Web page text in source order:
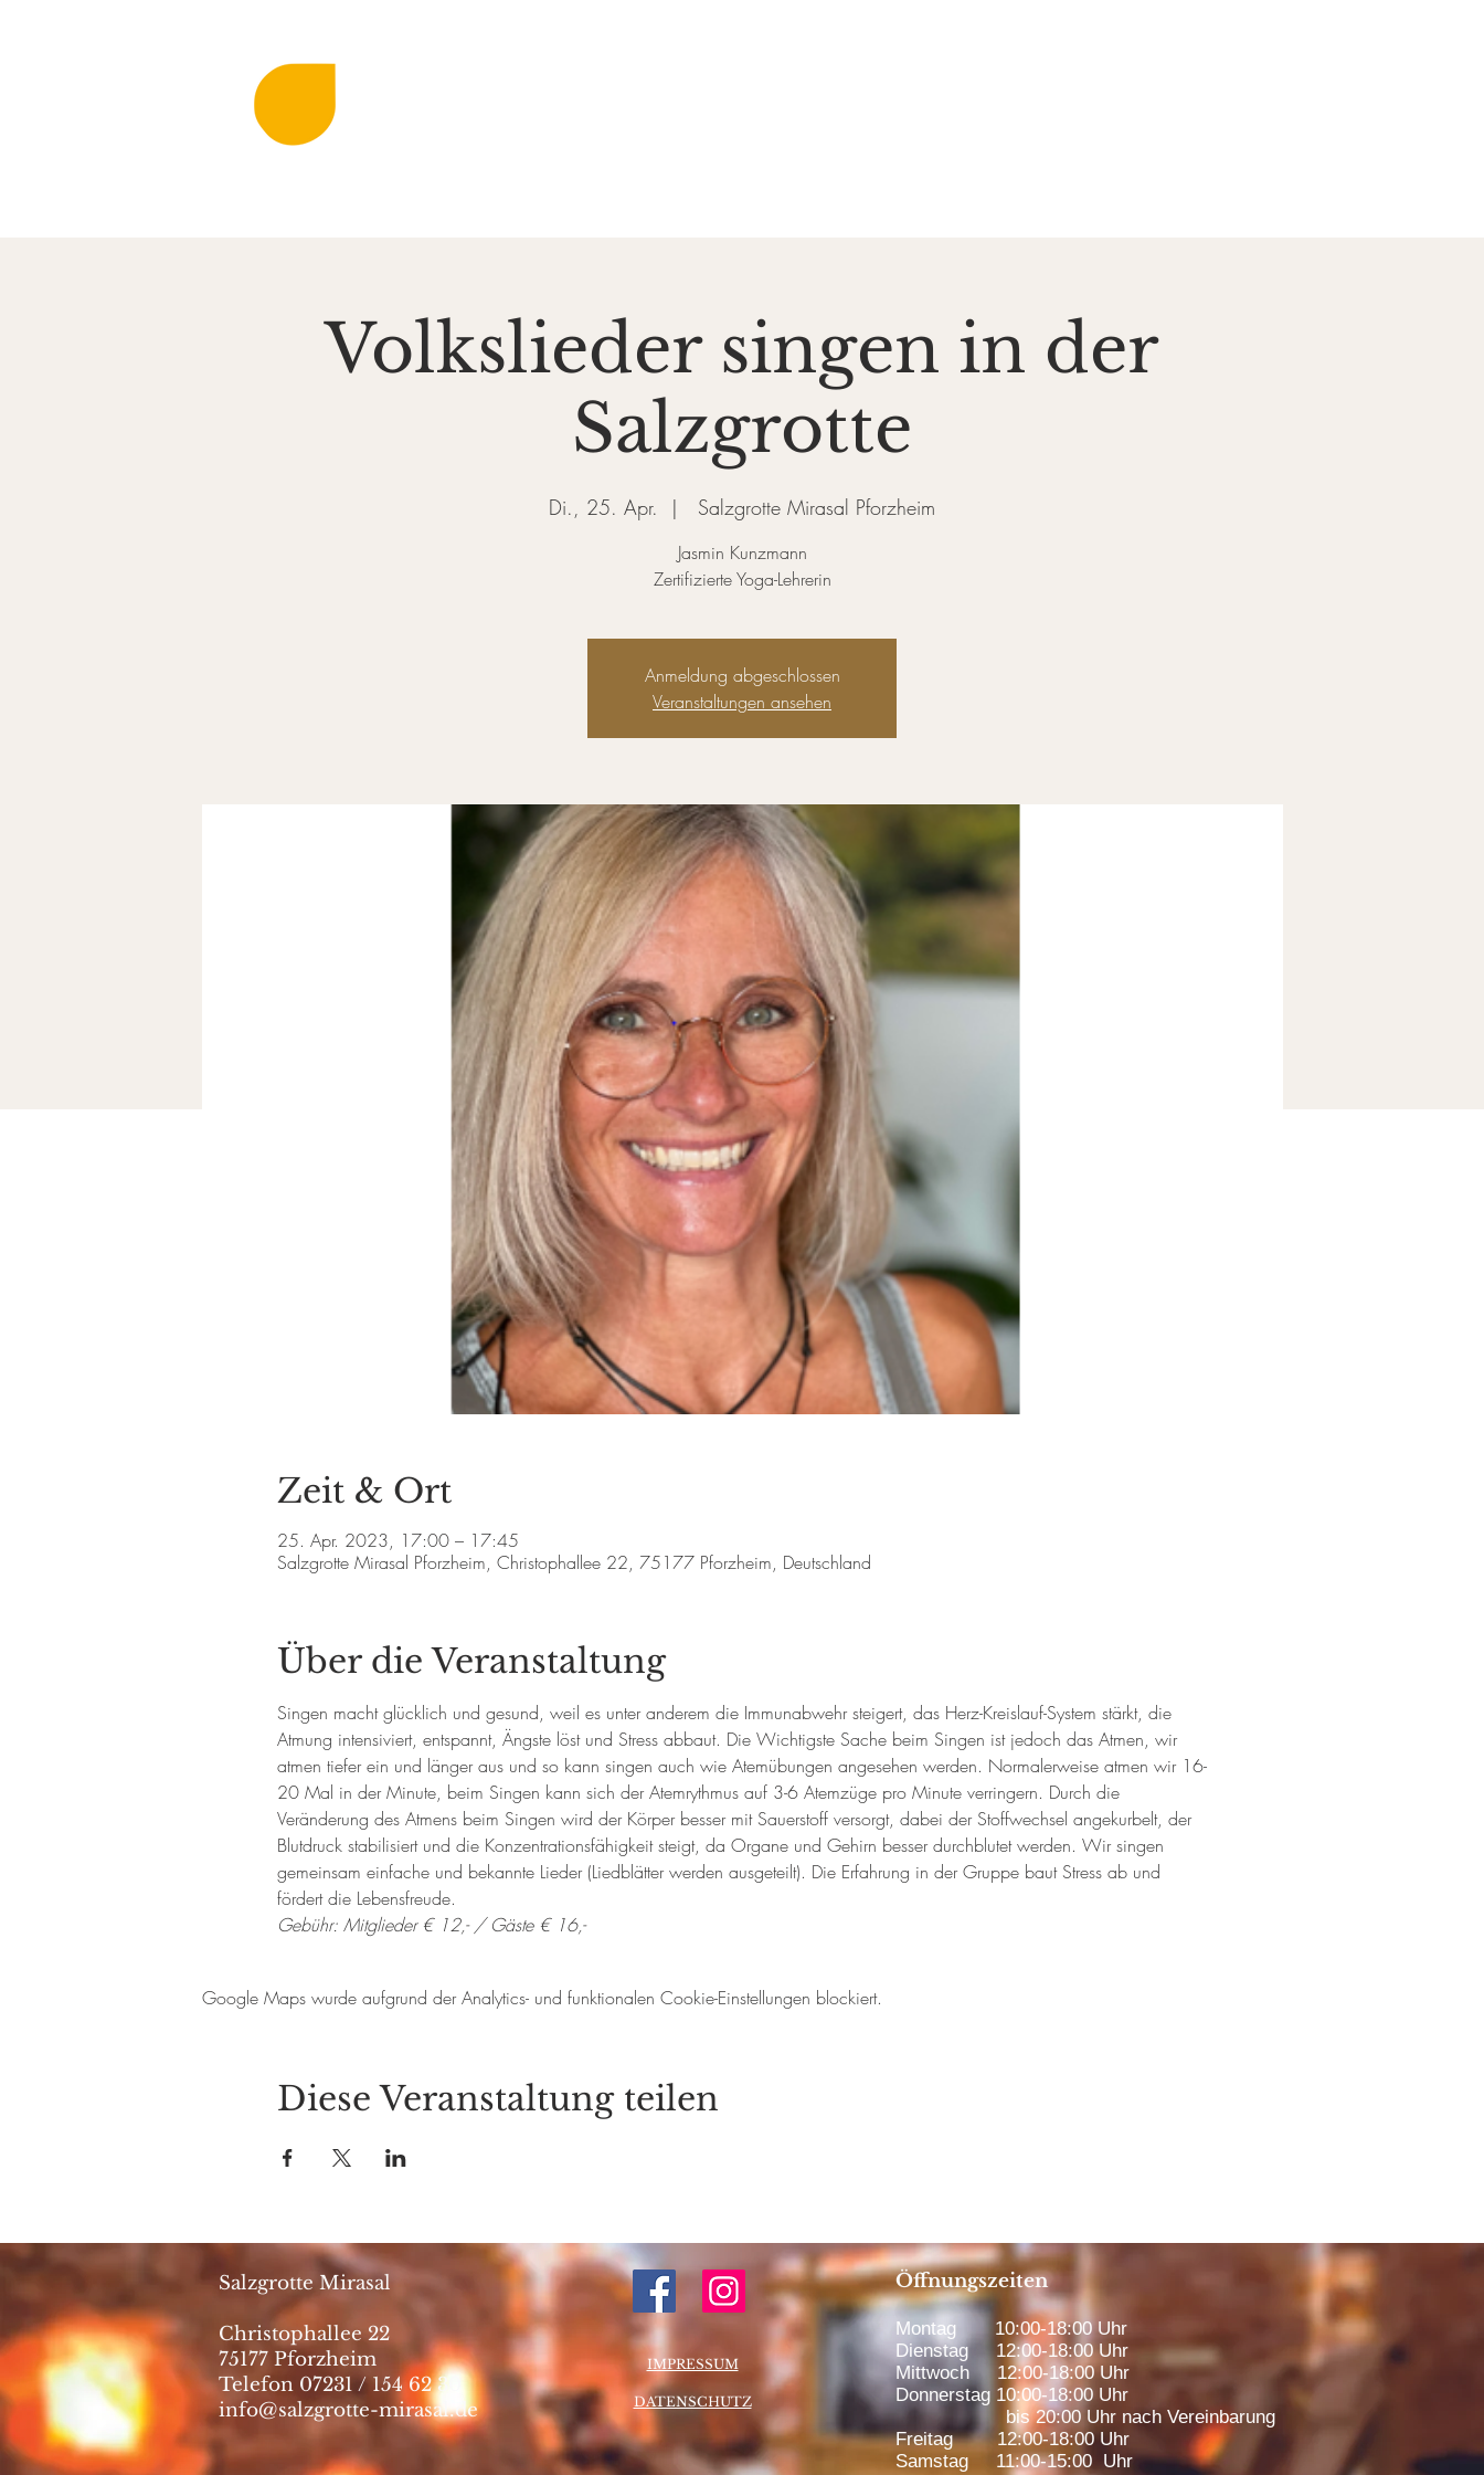
Volkslieder singen in der
Salzgrotte
Di., 25. Apr.
  |
Salzgrotte Mirasal Pforzheim
Jasmin Kunzmann
Zertifizierte Yoga-Lehrerin
Anmeldung abgeschlossen
Veranstaltungen ansehen
Zeit & Ort
25. Apr. 2023, 17:00 – 17:45
Salzgrotte Mirasal Pforzheim, Christophallee 22, 75177 Pforzheim, Deutschland
Über die Veranstaltung
Singen macht glücklich und gesund, weil es unter anderem die Immunabwehr steigert, das Herz-Kreislauf-System stärkt, die
Atmung intensiviert, entspannt, Ängste löst und Stress abbaut. Die Wichtigste Sache beim Singen ist jedoch das Atmen, wir
atmen tiefer ein und länger aus und so kann singen auch wie Atemübungen angesehen werden. Normalerweise atmen wir 16-
20 Mal in der Minute, beim Singen kann sich der Atemrythmus auf 3-6 Atemzüge pro Minute verringern. Durch die
Veränderung des Atmens beim Singen wird der Körper besser mit Sauerstoff versorgt, dabei der Stoffwechsel angekurbelt, der
Blutdruck stabilisiert und die Konzentrationsfähigkeit steigt, da Organe und Gehirn besser durchblutet werden. Wir singen
gemeinsam einfache und bekannte Lieder (Liedblätter werden ausgeteilt). Die Erfahrung in der Gruppe baut Stress ab und
fördert die Lebensfreude.
Gebühr: Mitglieder € 12,- / Gäste € 16,-
Google Maps wurde aufgrund der Analytics- und funktionalen Cookie-Einstellungen blockiert.
Diese Veranstaltung teilen
Salzgrotte Mirasal
Christophallee 22
75177 Pforzheim
Telefon 07231 / 154 62 30
info@salzgrotte-mirasal.de
IMPRESSUM
DATENSCHUTZ
Öffnungszeiten
Montag 10:00-18:00 Uhr
Dienstag 12:00-18:00 Uhr
Mittwoch 12:00-18:00 Uhr
Donnerstag 10:00-18:00 Uhr
bis 20:00 Uhr nach Vereinbarung
Freitag 12:00-18:00 Uhr
Samstag 11:00-15:00 Uhr